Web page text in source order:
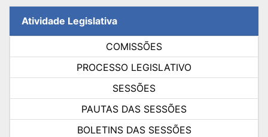
Atividade Legislativa
COMISSÕES
PROCESSO LEGISLATIVO
SESSÕES
PAUTAS DAS SESSÕES
BOLETINS DAS SESSÕES